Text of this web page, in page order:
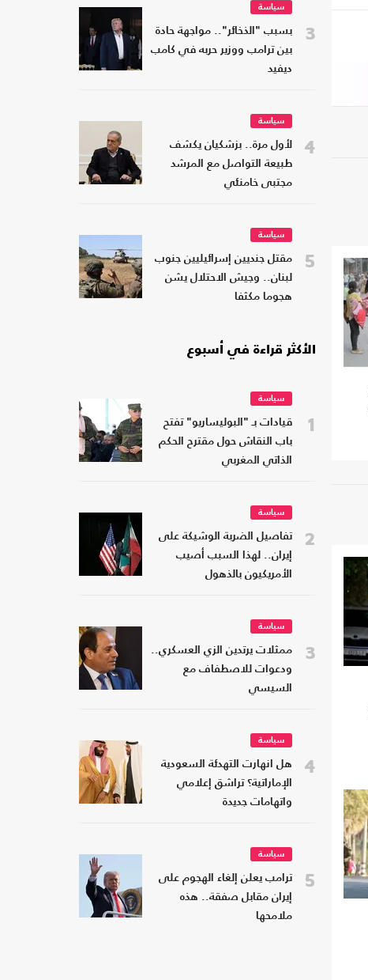
3
سياسة
بسبب "الذخائر".. مواجهة حادة
بين ترامب ووزير حربه في كامب
ديفيد
4
سياسة
لأول مرة.. بزشكيان يكشف
طبيعة التواصل مع المرشد
مجتبى خامنئي
5
سياسة
مقتل جنديين إسرائيليين جنوب
لبنان.. وجيش الاحتلال يشن
هجوما مكثفا
الأكثر قراءة في أسبوع
1
سياسة
قيادات بـ "البوليساريو" تفتح
باب النقاش حول مقترح الحكم
الذاتي المغربي
2
سياسة
تفاصيل الضربة الوشيكة على
إيران.. لهذا السبب أصيب
الأمريكيون بالذهول
3
سياسة
ممثلات يرتدين الزي العسكري..
ودعوات للاصطفاف مع
السيسي
4
سياسة
هل انهارت التهدئة السعودية
الإماراتية؟ تراشق إعلامي
واتهامات جديدة
5
سياسة
ترامب يعلن إلغاء الهجوم على
إيران مقابل صفقة.. هذه
ملامحها